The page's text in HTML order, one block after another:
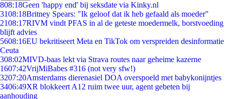
808:18Geen 'happy end' bij seksdate via Kinky.nl
3108:18Britney Spears: "Ik geloof dat ik heb gefaald als moeder"
2108:17RIVM vindt PFAS in al de geteste moedermelk, borstvoeding
blijft advies
5608:16EU bekritiseert Meta en TikTok om verspreiden desinformatie
Ceuta
308:02MIVD-baas lekt via Strava routes naar geheime kazerne
1607:42VrijMiBabes #316 (not very sfw!)
3207:20Amsterdams dierenasiel DOA overspoeld met babykonijntjes
3406:49XR blokkeert A12 ruim twee uur, agent gebeten bij
aanhouding